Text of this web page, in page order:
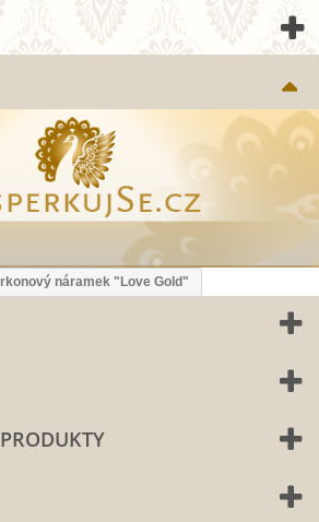
náramek "Love Gold"